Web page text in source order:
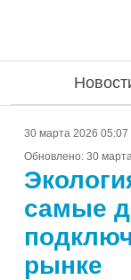
30 марта 2026 05:07
Обновлено: 30
самые
рынке